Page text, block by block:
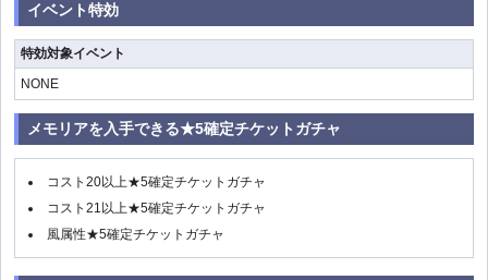
イベント特効
特効対象イベント
NONE
メモリアを入手できる★5確定チケットガチャ
コスト20以上★5確定チケットガチャ
コスト21以上★5確定チケットガチャ
風属性★5確定チケットガチャ